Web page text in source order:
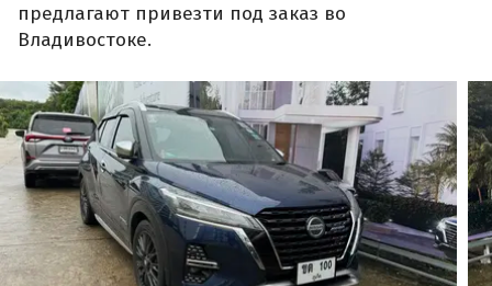
предлагают привезти под заказ во
Владивостоке.